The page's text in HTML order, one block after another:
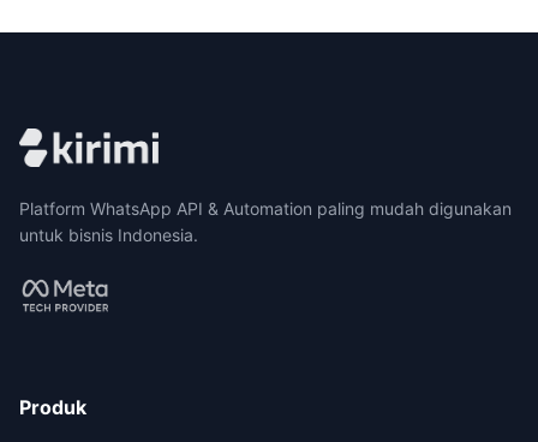
Platform WhatsApp API & Automation paling mudah digunakan
untuk bisnis Indonesia.
Produk